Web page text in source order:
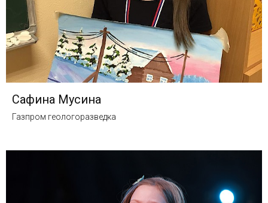
Сафина Мусина
Газпром геологоразведка